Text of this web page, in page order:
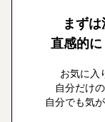
まずは
直感的
お気に入
自分だけ
自分でも気